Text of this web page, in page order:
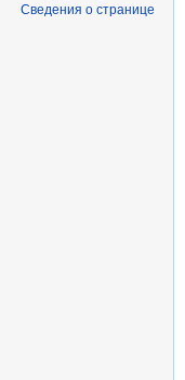
Сведения о странице